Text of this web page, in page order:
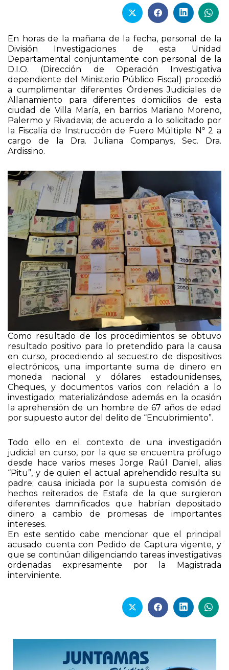
En horas de la mañana de la fecha, personal de la
División Investigaciones de esta Unidad
Departamental conjuntamente con personal de la
D.I.O. (Dirección de Operación Investigativa
dependiente del Ministerio Público Fiscal) procedió
a cumplimentar diferentes Órdenes Judiciales de
Allanamiento para diferentes domicilios de esta
ciudad de Villa María, en barrios Mariano Moreno,
Palermo y Rivadavia; de acuerdo a lo solicitado por
la Fiscalía de Instrucción de Fuero Múltiple Nº 2 a
cargo de la Dra. Juliana Companys, Sec. Dra.
Ardissino.
Como resultado de los procedimientos se obtuvo
resultado positivo para lo pretendido para la causa
en curso, procediendo al secuestro de dispositivos
electrónicos, una importante suma de dinero en
moneda nacional y dólares estadounidenses,
Cheques, y documentos varios con relación a lo
investigado; materializándose además en la ocasión
la aprehensión de un hombre de 67 años de edad
por supuesto autor del delito de “Encubrimiento”.
Todo ello en el contexto de una investigación
judicial en curso, por la que se encuentra prófugo
desde hace varios meses Jorge Raúl Daniel, alias
“Pitu”, y de quien el actual aprehendido resulta su
padre; causa iniciada por la supuesta comisión de
hechos reiterados de Estafa de la que surgieron
diferentes damnificados que habrían depositado
dinero a cambio de promesas de importantes
intereses.
En este sentido cabe mencionar que el principal
acusado cuenta con Pedido de Captura vigente, y
que se continúan diligenciando tareas investigativas
ordenadas expresamente por la Magistrada
interviniente.